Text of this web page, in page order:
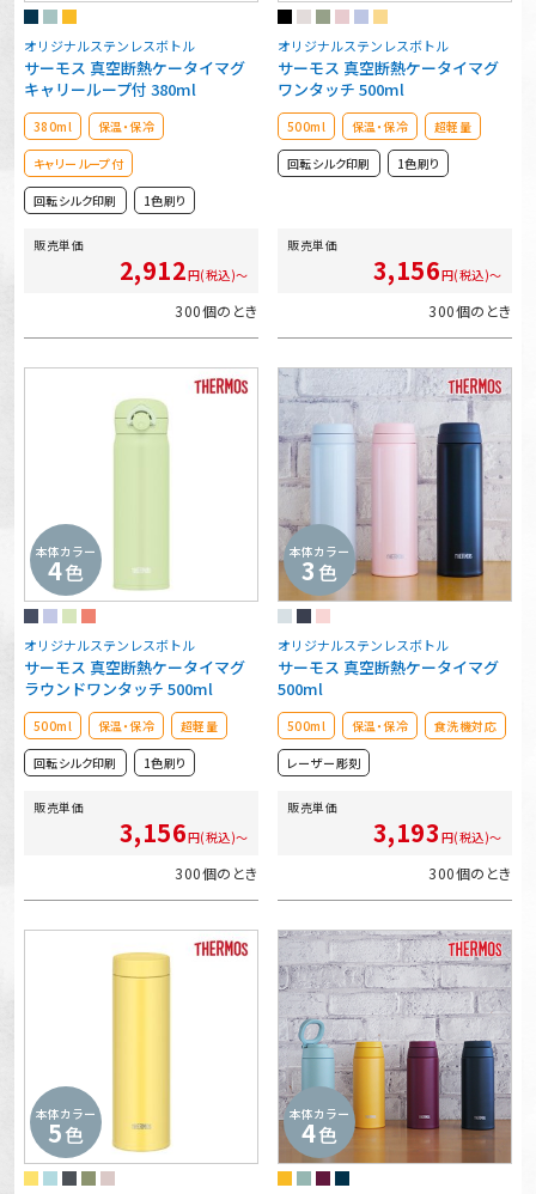
オリジナルステンレスボトル
サーモス 真空断熱ケータイマグ
キャリーループ付 380ml
380ml 保温・保冷
キャリーループ付
回転シルク印刷 1色刷り
販売単価
2,912円(税込)～
300個のとき
オリジナルステンレスボトル
サーモス 真空断熱ケータイマグ
ワンタッチ 500ml
500ml 保温・保冷 超軽量
回転シルク印刷 1色刷り
販売単価
3,156円(税込)～
300個のとき
本体カラー
4色
オリジナルステンレスボトル
サーモス 真空断熱ケータイマグ
ラウンドワンタッチ 500ml
500ml 保温・保冷 超軽量
回転シルク印刷 1色刷り
販売単価
3,156円(税込)～
300個のとき
本体カラー
3色
オリジナルステンレスボトル
サーモス 真空断熱ケータイマグ
500ml
500ml 保温・保冷 食洗機対応
レーザー彫刻
販売単価
3,193 円(税込)～
300個のとき
本体カラー
5色
本体カラー
4色